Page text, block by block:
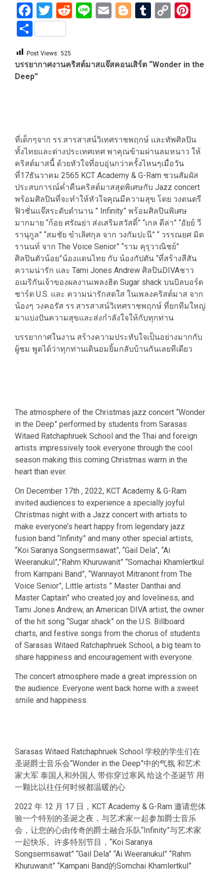
Facebook
Twitter
Reddit
LineEmailBlogger
Tumblr
Copy
Share
Post Views: 525
บรรยากาศ​งานคริสต์มาสแจ๊สคอนเสิร์ต “Wonder in the
Deep”
ที่เด็กๆจาก รร.สารสาสน์วิเทศราชพฤกษ์​ และทัพศิลปิน​
ทั้งไทยและต่างประเทศเทศ พาคุณข้ามผ่านลมหนาว ให้
คริสต์มาสนี้ ด้วยหัวใจที่อบอุ่นกว่าครั้งไหนๆเมื่อวัน
ที่17ธันวาคม​ 2565​ KCT Academy & G-Ram ชวนสัมผัส
ประสบการณ์ค่ำคืนคริสต์มาสสุดพิเศษกับ Jazz concert
พร้อมศิลปินที่จะทำให้หัวใจคุณมีความสุข โดย วงดนตรี
ฟิวชั่นแจ๊สระดับตำนาน ” Infinity” พร้อมศิลปินพิเศษ
มากมาย “ก้อย ศรัณย่า ส่งเสริมสวัสดิ์” “เกล ดีล่า” “อัยย์ วี
รานุกูล” “สมชัย ขำเลิศกุล จาก วงกัมปะนี” “ วรรณยศ มิต
รานนท์ จาก The Voice Senior” “ราม คุรุวาณิชย์”
ศิลปินตัวน้อย”น้องแดนไทย​ กับ​ น้องกัปตัน​ “ที่สร้างสีสัน​
ความน่ารัก​ และ Tami Jones Andrew ศิลปินDIVAชาว
อเมริกันเจ้าของผลงานเพลงฮิต Sugar shack บนบิลบอร์ด
ชาร์ต U.S. และ ความน่ารักสดใส​ ในเพลงคริสต์มาส​ จาก​
น้องๆ วงคอรัส​ รร.สารสาสน์วิเทศราชพฤกษ์​ ที่ยกทีมใหญ่
มาแบ่งปันความสุขและส่งกำลังใจให้กับทุกท่าน​
บรรยากาศในงาน​ สร้างความประทับใจเป็นอย่างมากกับ
ผู้ชม​ พูดได้ว่า​ทุกท่านเดินอมยิ้มกลับบ้านกันเลยทีเดียว​
The atmosphere of the Christmas jazz concert “Wonder
in the Deep” performed by students from Sarasas
Witaed Ratchaphruek School and the Thai and foreign
artists impressively took everyone through the cool
season making this coming Christmas warm in the
heart than ever.
On December 17th , 2022, KCT Academy & G-Ram
invited audiences to experience a specially joyful
Christmas night with a Jazz concert with artists to
make everyone’s heart happy from legendary jazz
fusion band “Infinity” and many other special artists,
“Koi Saranya Songsermsawat”, “Gail Dela”, “Ai
Weeranukul”,”Rahm Khuruwanit” “Somachai Khamlertkul
from Kampani Band”, “Wannayot Mitranont from The
Voice Senior”, Little artists ” Master Danthai and
Master Captain” who created joy and loveliness, and
Tami Jones Andrew, an American DIVA artist, the owner
of the hit song “Sugar shack” on the U.S. Billboard
charts, and festive songs from the chorus of students
of Sarasas Witaed Ratchaphruek School, a big team to
share happiness and encouragement with everyone.
The concert atmosphere made a great impression on
the audience. Everyone went back home with a sweet
smile and happiness.
Sarasas Witaed Ratchaphruek School 学校的学生们在
圣诞爵士音乐会“Wonder in the Deep”中的气氛 和艺术
家大军 泰国人和外国人 带你穿过寒风 给这个圣诞节 用
一颗比以往任何时候都温暖的心
2022 年 12 月 17 日，KCT Academy & G-Ram 邀请您体
验一个特别的圣诞之夜，与艺术家一起参加爵士音乐
会，让您的心由传奇的爵士融合乐队“Infinity”与艺术家
一起快乐。许多特别节目，“Koi Saranya
Songsermsawat” “Gail Dela” “Ai Weeranukul” “Rahm
Khuruwanit” “Kampani Band的Somchai Khamlertkul”